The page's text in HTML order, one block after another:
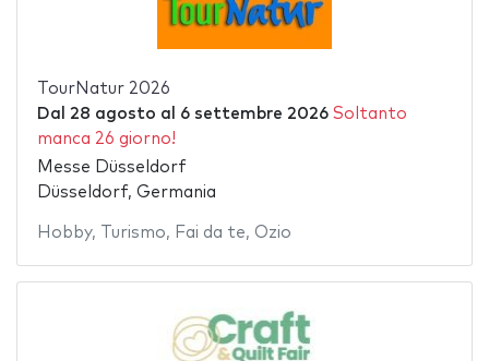
TourNatur 2026
Dal 28 agosto al 6 settembre 2026 Soltanto
manca 26 giorno!
Messe Düsseldorf
Düsseldorf, Germania
Hobby, Turismo, Fai da te, Ozio